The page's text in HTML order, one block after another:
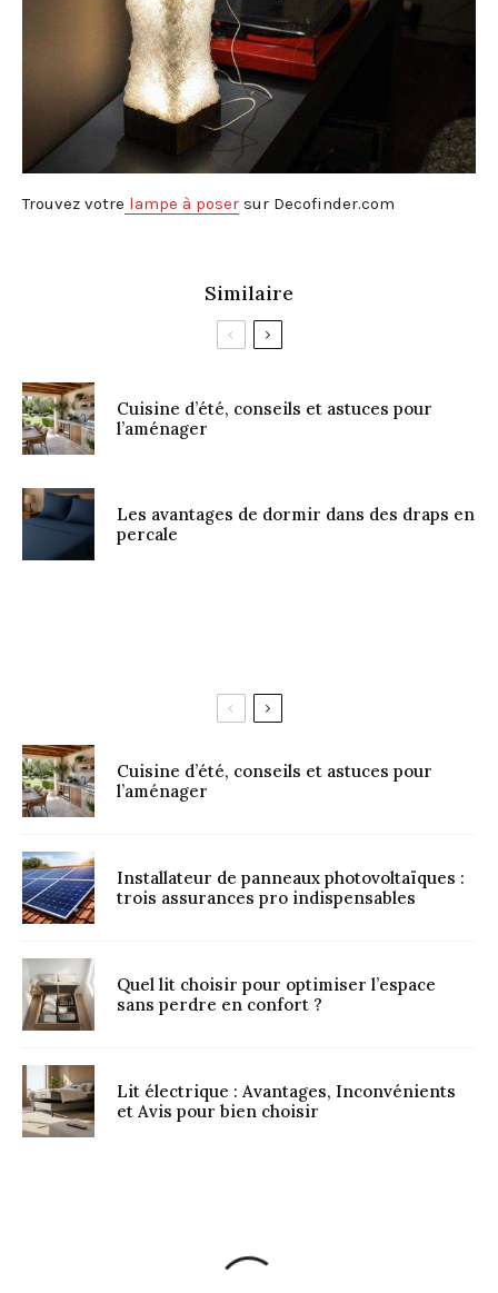
Trouvez votre lampe à poser sur Decofinder.com
Similaire
Cuisine d’été, conseils et astuces pour
l’aménager
Les avantages de dormir dans des draps en
percale
Cuisine d’été, conseils et astuces pour
l’aménager
Installateur de panneaux photovoltaïques :
trois assurances pro indispensables
Quel lit choisir pour optimiser l’espace
sans perdre en confort ?
Lit électrique : Avantages, Inconvénients
et Avis pour bien choisir